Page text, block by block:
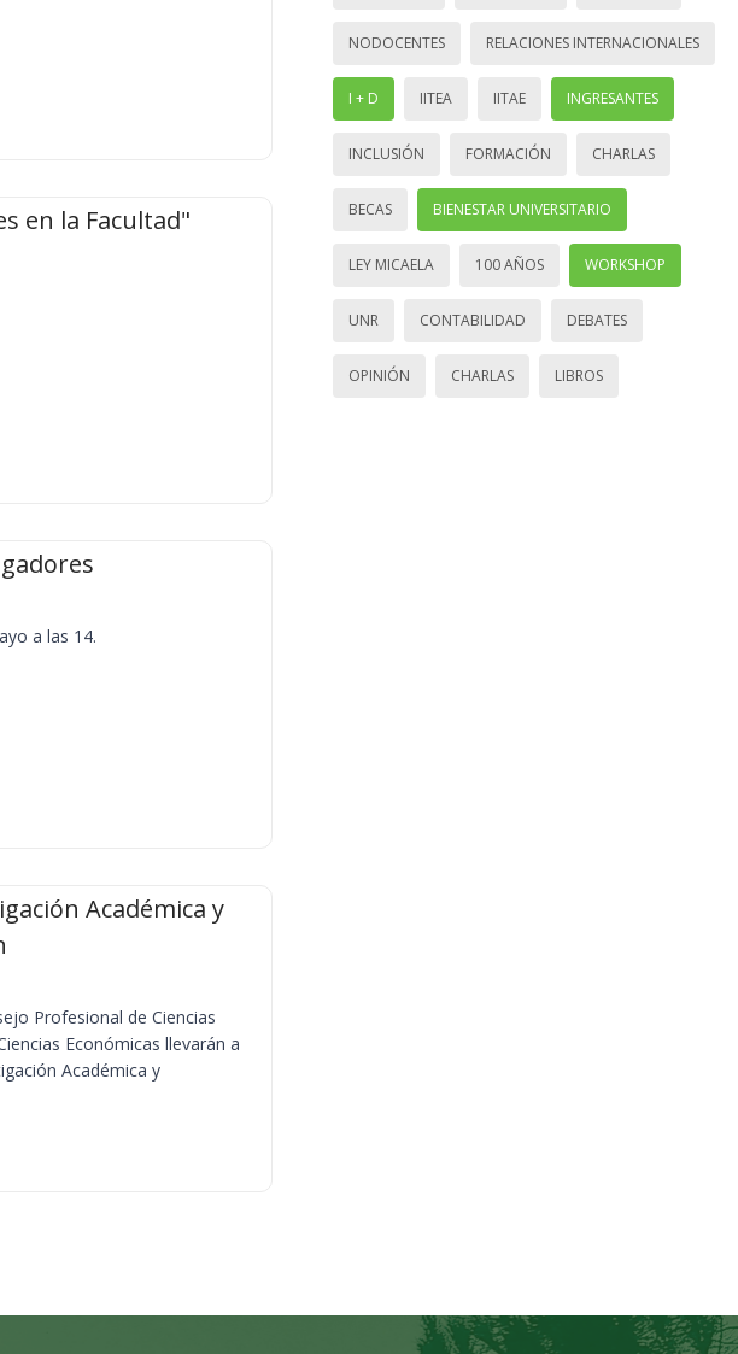
en la Facultad"
a las 14.
Académica y
Profesional de Ciencias
Económicas llevarán a
Académica y
NODOCENTES RELACIONES INTERNACIONALES
I + D IITEA IITAE INGRESANTES
INCLUSIÓN FORMACIÓN CHARLAS
BECAS BIENESTAR UNIVERSITARIO
LEY MICAELA 100 AÑOS WORKSHOP
UNR CONTABILIDAD DEBATES
OPINIÓN CHARLAS LIBROS